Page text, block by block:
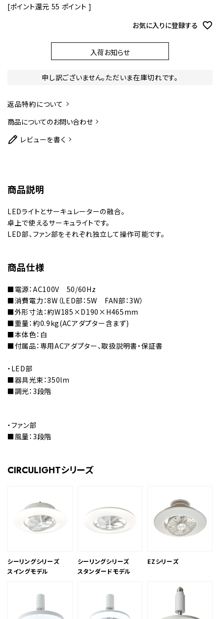
[ポイント還元 55 ポイント ]
お気に入りに登録する
入荷お知らせ
申し訳ございません。ただいま在庫切れです。
返品特約について
商品についてのお問い合わせ
レビューを書く
商品説明
LEDライトとサーキュレーターの融合。
卓上で使えるサーキュライトです。
LED部、ファン部をそれぞれ独立して操作可能です。
商品仕様
■電源：AC100V 50/60Hz
■消費電力：8W（LED部：5W FAN部：3W）
■外形寸法：約W185×D190×H465mm
■重量：約0.9kg(ACアダプター含まず)
■本体色：白
■付属品：専用ACアダプター、取扱説明書・保証書
・LED部
■器具光束：350lm
■調光：3段階
・ファン部
■風量：3段階
CIRCULIGHTシリーズ
シーリングシリーズ
スイングモデル
シーリングシリーズ
スタンダードモデル
EZシリーズ